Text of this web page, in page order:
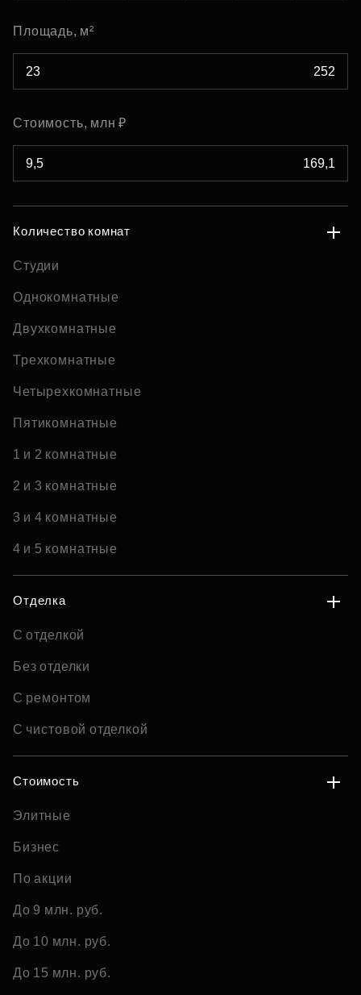
Площадь, м²
Стоимость, млн ₽
Количество комнат
Студии
Однокомнатные
Двухкомнатные
Трехкомнатные
Четырехкомнатные
Пятикомнатные
1 и 2 комнатные
2 и 3 комнатные
3 и 4 комнатные
4 и 5 комнатные
Отделка
С отделкой
Без отделки
С ремонтом
С чистовой отделкой
Стоимость
Элитные
Бизнес
По акции
До 9 млн. руб.
До 10 млн. руб.
До 15 млн. руб.